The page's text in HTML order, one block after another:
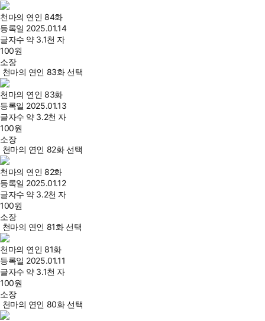
천마의 연인 84화
등록일 2025.01.14
글자수 약 3.1천 자
100원
소장
천마의 연인 83화 선택
천마의 연인 83화
등록일 2025.01.13
글자수 약 3.2천 자
100원
소장
천마의 연인 82화 선택
천마의 연인 82화
등록일 2025.01.12
글자수 약 3.2천 자
100원
소장
천마의 연인 81화 선택
천마의 연인 81화
등록일 2025.01.11
글자수 약 3.1천 자
100원
소장
천마의 연인 80화 선택